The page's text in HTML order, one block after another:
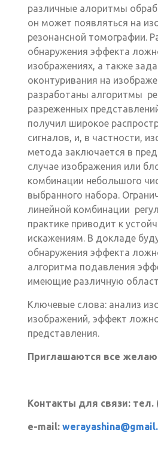
различные алоритмы
он может появляться на
резонансной томографии.
обнаружения эффекта
изображениях, а также
оконтуривания на
разработаны алгоритмы
разреженных
получил широкое
сигналов, и, в частности,
метода заключается в
случае изображения или
комбинации небольшого
выбранного набора.
линейной комбинации
практике приводит к
искажениям. В докладе
обнаружения эффекта
алгоритма подавления
имеющие различную
Ключевые слова: анализ
изображений, эффект
представления.
Приглашаются все
Контакты для связи: тел.
e-mail: